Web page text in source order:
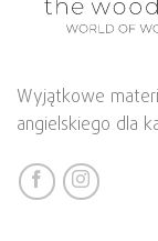
Wyjątkowe
angielskiego dla